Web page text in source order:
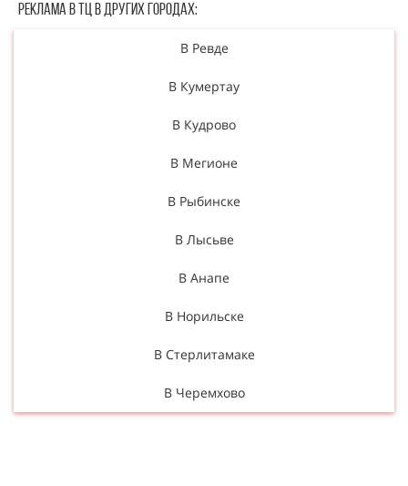
Реклама в ТЦ в Других городах:
В Ревде
В Кумертау
В Кудрово
В Мегионе
В Рыбинске
В Лысьве
В Анапе
В Норильске
В Стерлитамаке
В Черемхово